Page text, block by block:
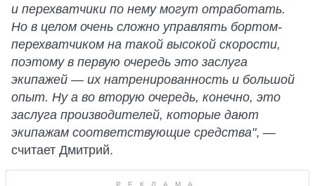
и перехватчики по нему могут отработать.
Но в целом очень сложно управлять бортом-
перехватчиком на такой высокой скорости,
поэтому в первую очередь это заслуга
экипажей — их натренированность и большой
опыт. Ну а во вторую очередь, конечно, это
заслуга производителей, которые дают
экипажам соответствующие средства", —
считает Дмитрий.